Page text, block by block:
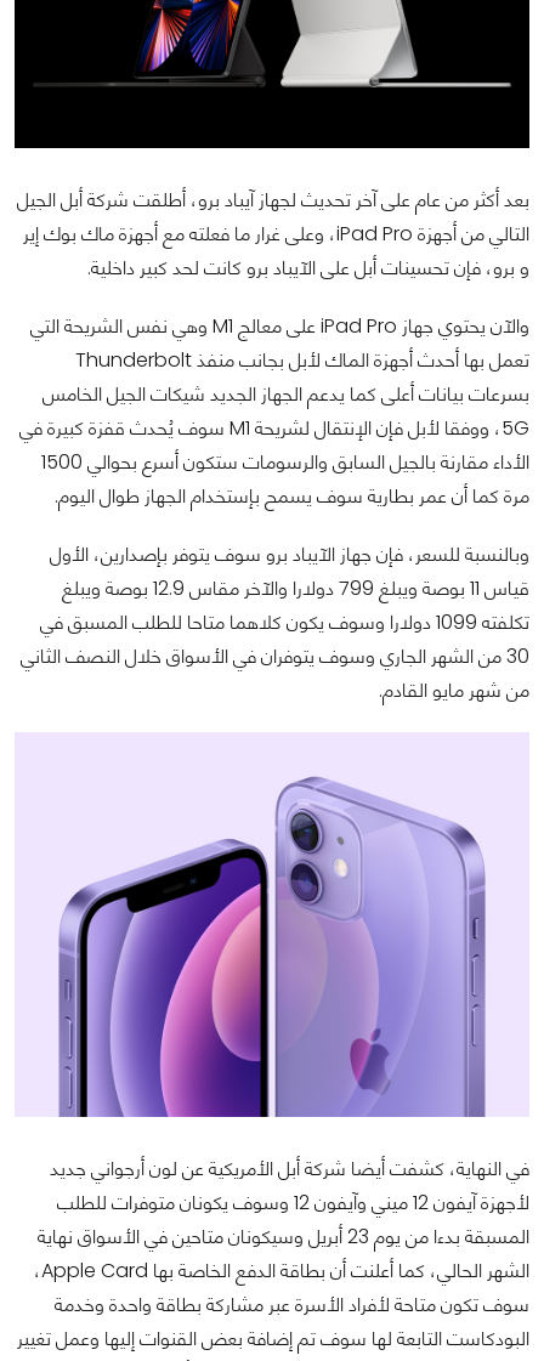
بعد أكثر من عام على آخر تحديث لجهاز آيباد برو، أطلقت شركة أبل الجيل
التالي من أجهزة iPad Pro، وعلى غرار ما فعلته مع أجهزة ماك بوك إير
و برو، فإن تحسينات أبل على الآيباد برو كانت لحد كبير داخلية.
والآن يحتوي جهاز iPad Pro على معالج M1 وهي نفس الشريحة التي
تعمل بها أحدث أجهزة الماك لأبل بجانب منفذ Thunderbolt
بسرعات بيانات أعلى كما يدعم الجهاز الجديد شيكات الجيل الخامس
5G، ووفقا لأبل فإن الإنتقال لشريحة M1 سوف يُحدث قفزة كبيرة في
الأداء مقارنة بالجيل السابق والرسومات ستكون أسرع بحوالي 1500
مرة كما أن عمر بطارية سوف يسمح بإستخدام الجهاز طوال اليوم.
وبالنسبة للسعر، فإن جهاز الآيباد برو سوف يتوفر بإصدارين، الأول
قياس 11 بوصة ويبلغ 799 دولارا والآخر مقاس 12.9 بوصة ويبلغ
تكلفته 1099 دولارا وسوف يكون كلاهما متاحا للطلب المسبق في
30 من الشهر الجاري وسوف يتوفران في الأسواق خلال النصف الثاني
من شهر مايو القادم.
في النهاية، كشفت أيضا شركة أبل الأمريكية عن لون أرجواني جديد
لأجهزة آيفون 12 ميني وآيفون 12 وسوف يكونان متوفرات للطلب
المسبقة بدءا من يوم 23 أبريل وسيكونان متاحين في الأسواق نهاية
الشهر الحالي، كما أعلنت أن بطاقة الدفع الخاصة بها Apple Card،
سوف تكون متاحة لأفراد الأسرة عبر مشاركة بطاقة واحدة وخدمة
البودكاست التابعة لها سوف تم إضافة بعض القنوات إليها وعمل تغيير